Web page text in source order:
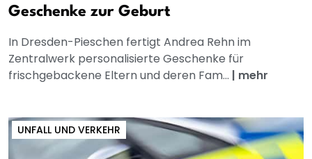
Geschenke zur Geburt
In Dresden-Pieschen fertigt Andrea Rehn im
Zentralwerk personalisierte Geschenke für
frischgebackene Eltern und deren Fam... | mehr
UNFALL UND VERKEHR